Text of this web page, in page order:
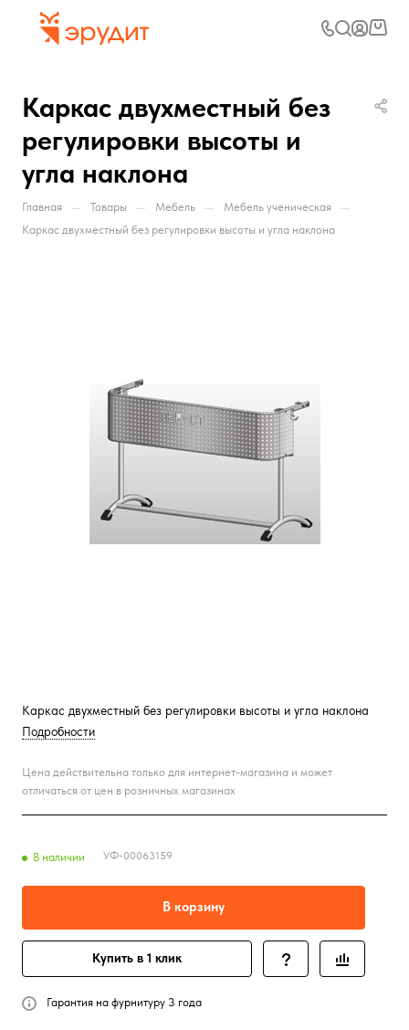
Каркас двухместный без
регулировки высоты и
угла наклона
Главная — Товары — Мебель — Мебель ученическая —
Каркас двухместный без регулировки высоты и угла наклона
Каркас двухместный без регулировки высоты и угла наклона
Подробности
Цена действительна только для интернет-магазина и может
отличаться от цен в розничных магазинах
В наличии УФ-00063159
В корзину
Купить в 1 клик
Гарантия на фурнитуру 3 года